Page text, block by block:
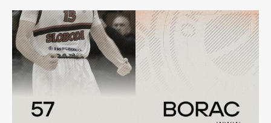
Info
O nama
Kontakt
Impressum